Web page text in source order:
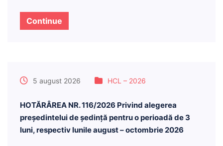
Continue
5 august 2026 HCL – 2026
HOTĂRÂREA NR. 116/2026 Privind alegerea
președintelui de ședință pentru o perioadă de 3
luni, respectiv lunile august – octombrie 2026